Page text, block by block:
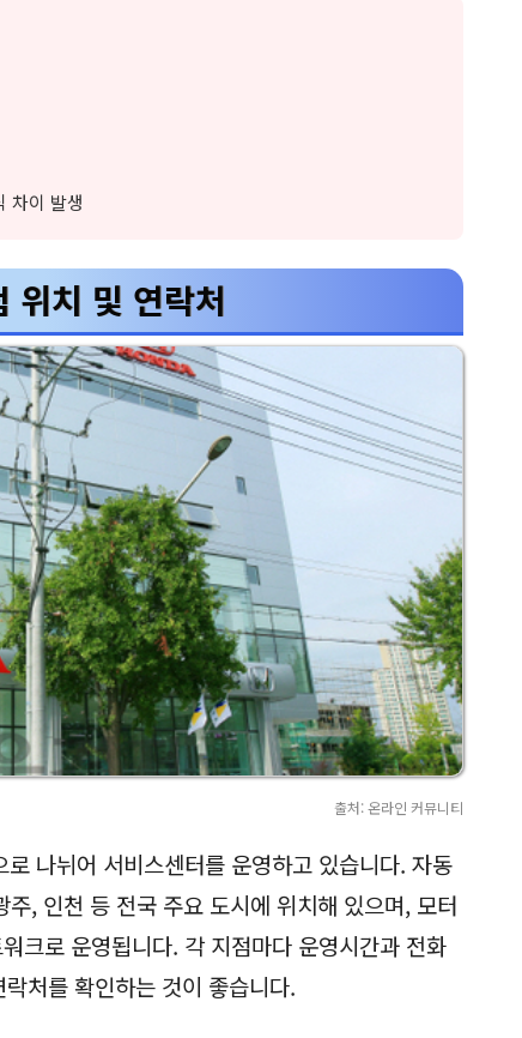
차이 발생
위치 및 연락처
출처: 온라인 커뮤니티
나뉘어 서비스센터를 운영하고 있습니다. 자동
, 인천 등 전국 주요 도시에 위치해 있으며, 모터
크로 운영됩니다. 각 지점마다 운영시간과 전화
처를 확인하는 것이 좋습니다.